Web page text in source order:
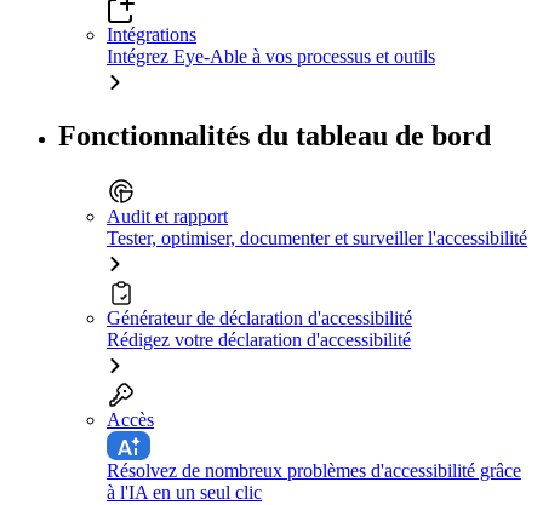
Intégrations
Intégrez Eye-Able à vos processus et outils
Fonctionnalités du tableau de bord
Audit et rapport
Tester, optimiser, documenter et surveiller l'accessibilité
Générateur de déclaration d'accessibilité
Rédigez votre déclaration d'accessibilité
Accès
Résolvez de nombreux problèmes d'accessibilité grâce
à l'IA en un seul clic